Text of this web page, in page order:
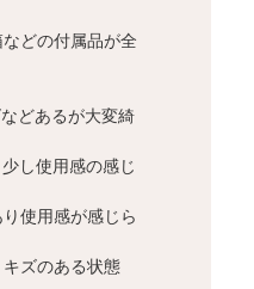
どの付属品が全
どあるが大変綺
し使用感の感じ
使用感が感じら
ズのある状態